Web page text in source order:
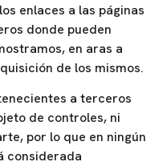
enlaces a las páginas
donde pueden
en aras a
de los mismos.
a terceros
de controles, ni
por lo que en ningún
considerada